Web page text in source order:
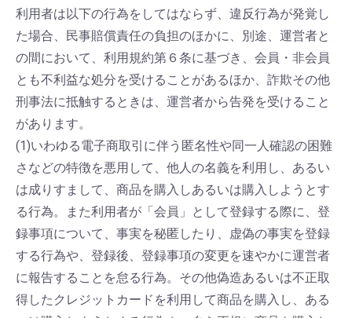
利用者は以下の行為をしてはならず、違反行為が発覚し
た場合、民事賠償責任の負担のほかに、別途、運営者と
の間において、利用規約第６条に基づき、会員・非会員
とも不利益な処分を受けることがあるほか、詐欺その他
刑事法に抵触するときは、運営者から告発を受けること
があります。
(1)いわゆる電子商取引に伴う匿名性や同一人確認の困難
さなどの特徴を悪用して、他人の名義を利用し、あるい
は成りすまして、商品を購入しあるいは購入しようとす
る行為。また利用者が「会員」として登録する際に、登
録事項について、事実を秘匿したり、虚偽の事実を登録
する行為や、登録後、登録事項の変更を速やかに運営者
に報告することを怠る行為。その他偽造あるいは不正取
得したクレジットカードを利用して商品を購入し、ある